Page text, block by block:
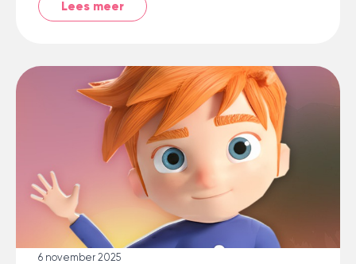
Lees meer
6 november 2025